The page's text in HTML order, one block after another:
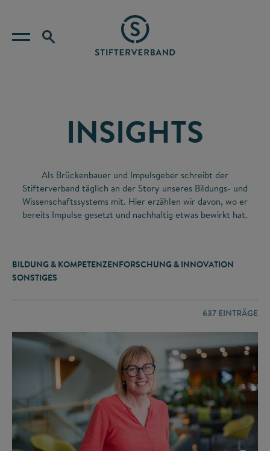
INSIGHTS
Als Brückenbauer und Impulsgeber schreibt der
Stifterverband täglich an der Story unseres Bildungs- und
Wissenschaftssystems mit. Hier erzählen wir davon, wo er
bereits Impulse gesetzt und nachhaltig etwas bewirkt hat.
BILDUNG & KOMPETENZENFORSCHUNG & INNOVATION
SONSTIGES
637 EINTRÄGE